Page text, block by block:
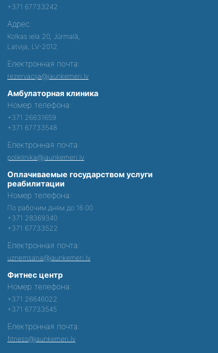
+371 67733242
Адрес:
Kolkas iela 20, Jūrmalā,
Latvija, LV-2012
Електронная почта:
rezervacija@jaunkemeri.lv
Амбулаторная клиника
Номер телефона:
+371 26631659
+371 67733548
Електронная почта:
poliklinika@jaunkemeri.lv
Оплачиваемые государством услуги
реабилитации
Номер телефона:
По рабочим дням до 16:00
+371 28369340
+371 67733522
Електронная почта:
uznemsana@jaunkemeri.lv
Фитнес центр
Номер телефона:
+371 26646022
+371 67733545
Електронная почта:
fitness@jaunkemeri.lv